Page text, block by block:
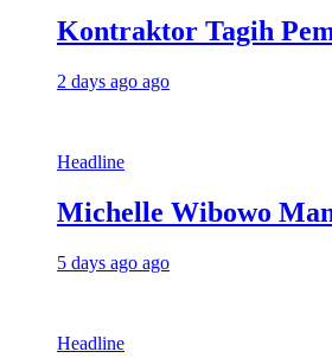
Kontraktor Tagih
2 days ago ago
Headline
Michelle Wibowo
5 days ago ago
Headline